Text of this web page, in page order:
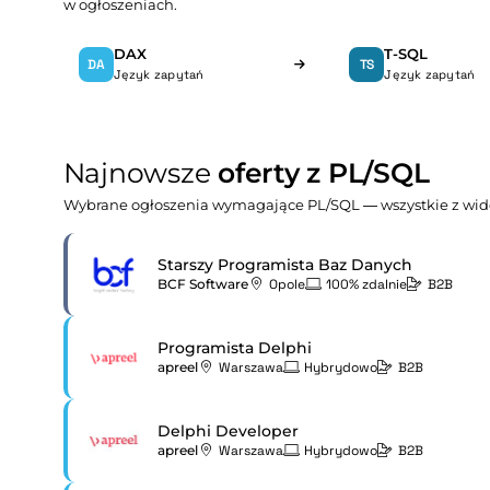
w ogłoszeniach.
DA
DAX
Język zapytań
TS
T-SQL
Język zapytań
Najnowsze oferty z PL/SQL
Wybrane ogłoszenia wymagające PL/SQL — wszystkie z
Starszy Programista Baz Danych
BCF Software Opole 100% zdalnie B2B
Programista Delphi
apreel Warszawa Hybrydowo B2B
Delphi Developer
apreel Warszawa Hybrydowo B2B